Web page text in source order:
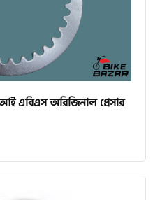
অরিজিনাল প্রেসার